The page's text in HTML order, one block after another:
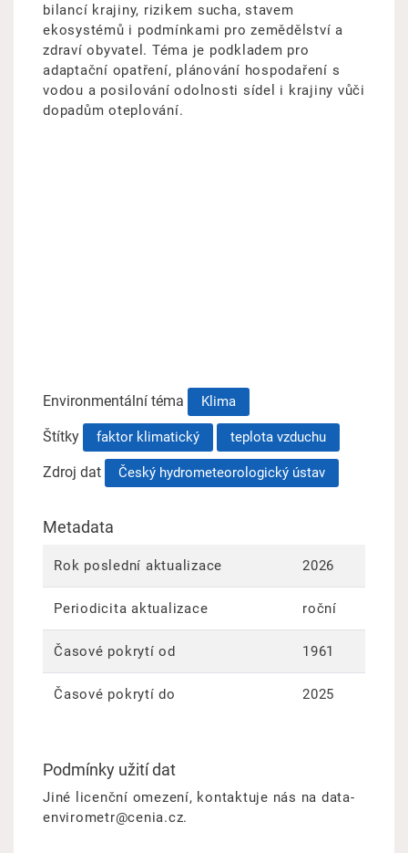
bilancí krajiny, rizikem sucha, stavem
ekosystémů i podmínkami pro zemědělství a
zdraví obyvatel. Téma je podkladem pro
adaptační opatření, plánování hospodaření s
vodou a posilování odolnosti sídel i krajiny vůči
dopadům oteplování.
Environmentální téma Klima
Štítky faktor klimatický teplota vzduchu
Zdroj dat Český hydrometeorologický ústav
Metadata
Rok poslední aktualizace 2026
Periodicita aktualizace roční
Časové pokrytí od 1961
Časové pokrytí do 2025
Podmínky užití dat
Jiné licenční omezení, kontaktuje nás na data-
envirometr@cenia.cz.